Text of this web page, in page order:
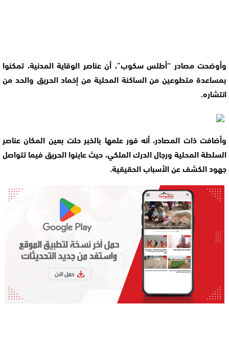
وأوضحت مصادر “أطلس سكوب”، أن عناصر الوقاية المدنية، تمكنوا
بمساعدة متطوعين من الساكنة المحلية من إخماد الحريق والحد من
انتشاره.
وأضافت ذات المصادر، أنه فور علمها بالخبر حلت بعين المكان عناصر
السلطة المحلية ورجال الدرك الملكي، حيث عاينوا الحريق فيما تتواصل
جهود الكشف عن الأسباب الحقيقية.